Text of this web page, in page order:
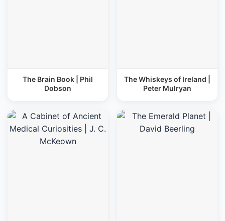
The Brain Book | Phil
Dobson
The Whiskeys of Ireland |
Peter Mulryan